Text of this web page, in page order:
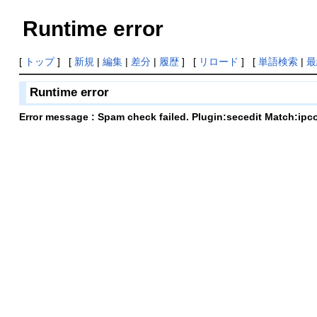
Runtime error
[ トップ] [ 新規 | 編集| 差分| 履歴] [ リロード ] [ 単語検索|
Runtime error
Error message : Spam check failed. Plugin:secedit